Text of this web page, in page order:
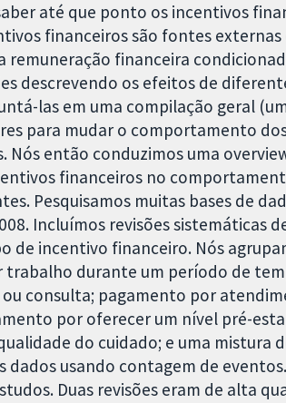
até que ponto os incentivos
financeiros são fontes
remuneração financeira
descrevendo os efeitos de
las em uma compilação geral
para mudar o comportamento
Nós então conduzimos uma
financeiros no
Pesquisamos muitas bases de
Incluímos revisões sistemáticas
de incentivo financeiro. Nós
trabalho durante um período de
consulta; pagamento por
por oferecer um nível pré-
do cuidado; e uma mistura
dados usando contagem de
Duas revisões eram de alta